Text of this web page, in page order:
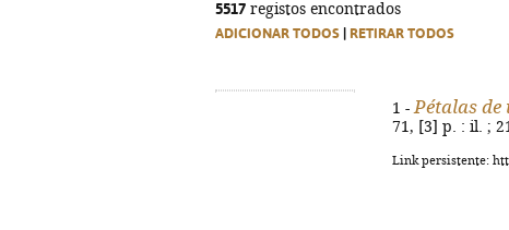
5517 registos encontrados
ADICIONAR TODOS RETIRAR TODOS
1 - Pétalas de
71, [3] p. : il. ;
Link persistente: